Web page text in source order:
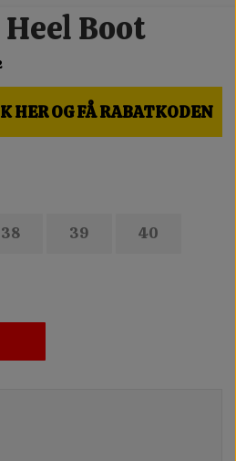
Boot
HER OG FÅ RABATKODEN
38 39 40